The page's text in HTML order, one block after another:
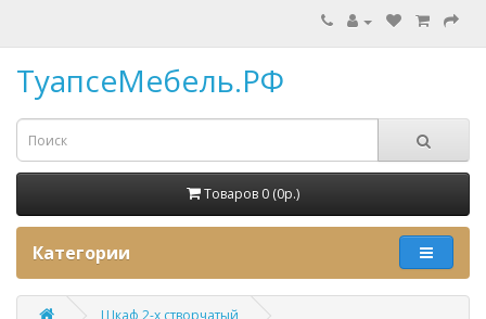
ТуапсеМебель.РФ
Товаров 0 (0p.)
Категории
Шкаф 2-х створчатый